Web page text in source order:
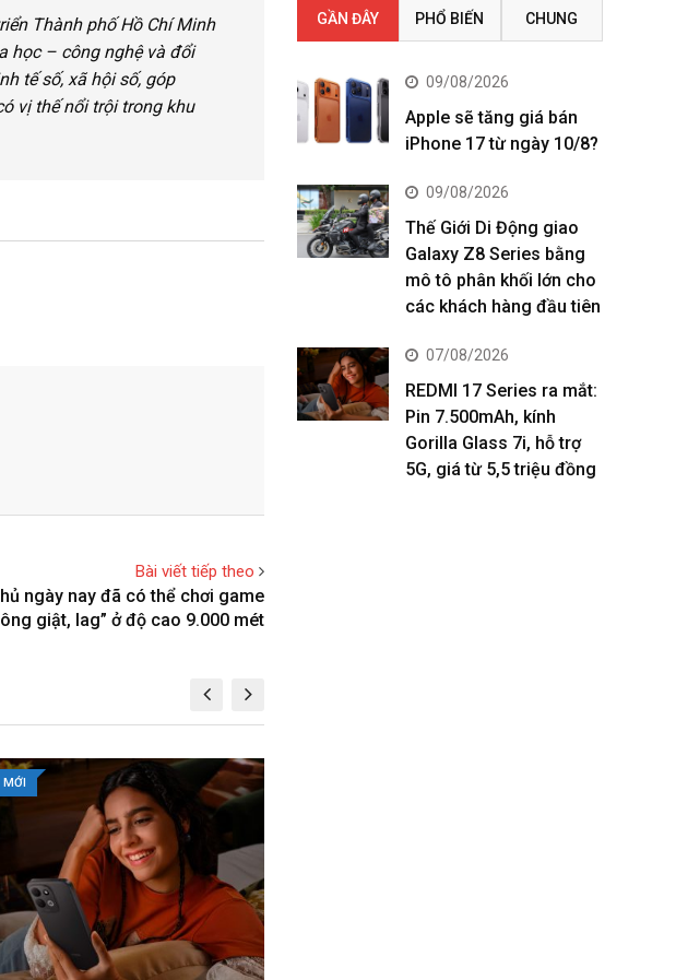
Thành phố Hồ Chí Minh
học – công nghệ và đổi
tế số, xã hội số, góp
vị thế nổi trội trong khu
Bài viết tiếp theo
ngày nay đã có thể chơi game
giật, lag” ở độ cao 9.000 mét
GẦN ĐÂY PHỔ BIẾN CHUNG
09/08/2026
Apple sẽ tăng giá bán
iPhone 17 từ ngày 10/8?
09/08/2026
Thế Giới Di Động giao
Galaxy Z8 Series bằng
mô tô phân khối lớn cho
các khách hàng đầu tiên
07/08/2026
REDMI 17 Series ra mắt:
Pin 7.500mAh, kính
Gorilla Glass 7i, hỗ trợ
5G, giá từ 5,5 triệu đồng